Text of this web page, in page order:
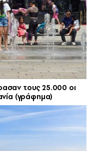
τους 25.000 οι
(γράφημα)